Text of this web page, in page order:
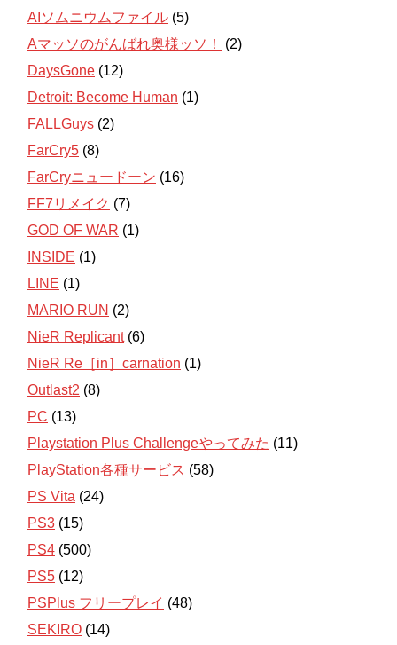
AIソムニウムファイル (5)
Aマッソのがんばれ奥様ッソ！
(2)
DaysGone (12)
Detroit: Become Human (1)
FALLGuys (2)
FarCry5 (8)
FarCryニュードーン (16)
FF7リメイク (7)
GOD OF WAR (1)
INSIDE (1)
LINE (1)
MARIO RUN (2)
NieR Replicant(6)
NieR Re［in］carnation (1)
Outlast2 (8)
PC (13)
Playstation Plus Challengeやってみた (11)
PlayStation各種サービス (58)
PS Vita (24)
PS3 (15)
PS4 (500)
PS5 (12)
PSPlus フリープレイ (48)
SEKIRO (14)